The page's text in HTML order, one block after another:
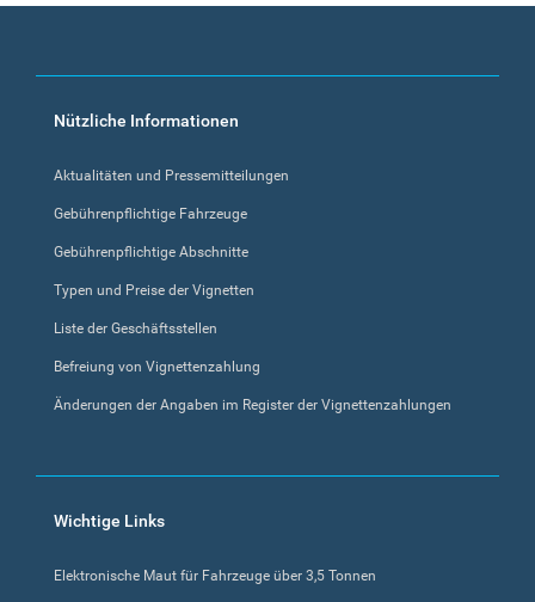
Footer
Nützliche Informationen
Aktualitäten und Pressemitteilungen
Gebührenpflichtige Fahrzeuge
Gebührenpflichtige Abschnitte
Typen und Preise der Vignetten
Liste der Geschäftsstellen
Befreiung von Vignettenzahlung
Änderungen der Angaben im Register der Vignettenzahlungen
Wichtige Links
Elektronische Maut für Fahrzeuge über 3,5 Tonnen